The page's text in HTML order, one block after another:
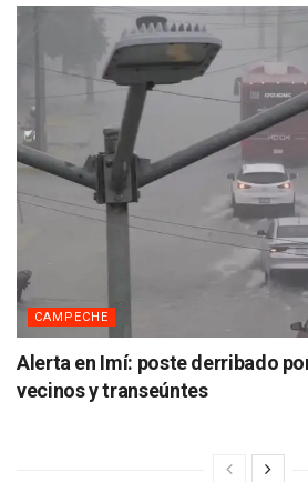
CAMPECHE
Alerta en Imí: poste derribado
vecinos y transeúntes